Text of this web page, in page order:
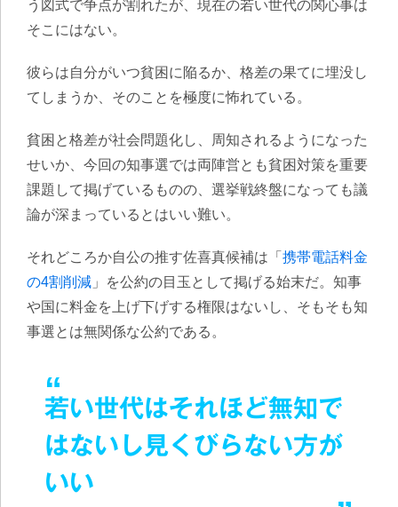
う図式で争点が割れたが、現在の若い世代の関心事は
そこにはない。
彼らは自分がいつ貧困に陥るか、格差の果てに埋没し
てしまうか、そのことを極度に怖れている。
貧困と格差が社会問題化し、周知されるようになった
せいか、今回の知事選では両陣営とも貧困対策を重要
課題して掲げているものの、選挙戦終盤になっても議
論が深まっているとはいい難い。
それどころか自公の推す佐喜真候補は「 携帯電話料金
の4割削減 」を公約の目玉として掲げる始末だ。知事
や国に料金を上げ下げする権限はないし、そもそも知
事選とは無関係な公約である。
若い世代はそれほど無知で
はないし見くびらない方が
いい